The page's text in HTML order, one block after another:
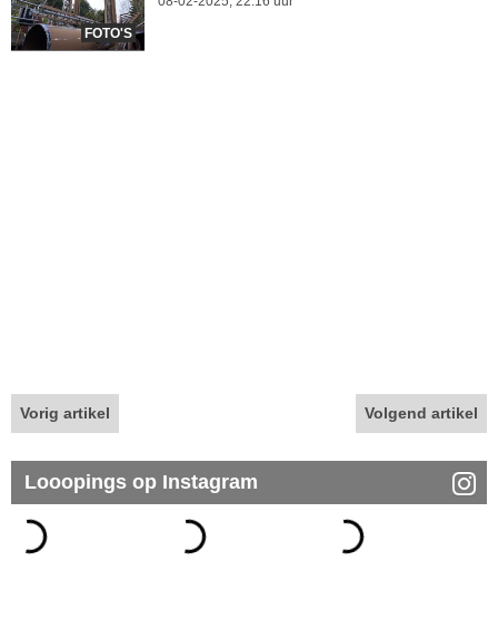
FOTO'S
Vorig artikel Volgend artikel
Looopings op Instagram